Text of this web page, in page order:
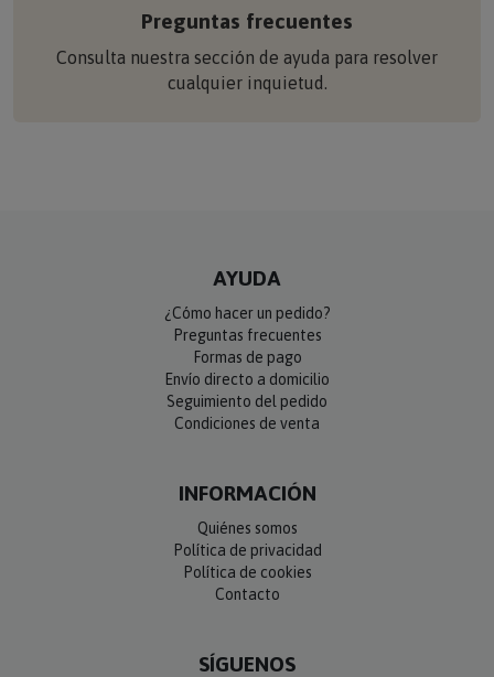
Preguntas frecuentes
Consulta nuestra sección de ayuda para resolver
cualquier inquietud.
AYUDA
¿Cómo hacer un pedido?
Preguntas frecuentes
Formas de pago
Envío directo a domicilio
Seguimiento del pedido
Condiciones de venta
INFORMACIÓN
Quiénes somos
Política de privacidad
Política de cookies
Contacto
SÍGUENOS